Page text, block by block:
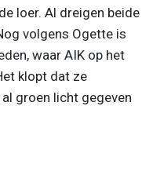
loer. Al dreigen beide
volgens Ogette is
waar AIK op het
klopt dat ze
groen licht gegeven